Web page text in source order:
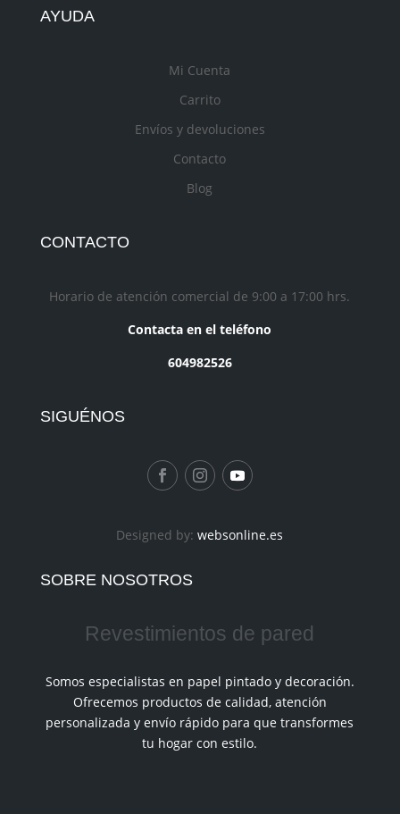
AYUDA
Mi Cuenta
Carrito
Envíos y devoluciones
Contacto
Blog
CONTACTO
Horario de atención comercial de 9:00 a 17:00 hrs.
Contacta en el teléfono
604982526
SIGUÉNOS
Designed by:websonline.es
SOBRE NOSOTROS
Revestimientos de pared
Somos especialistas en papel pintado y decoración.
Ofrecemos productos de calidad, atención
personalizada y envío rápido para que transformes
tu hogar con estilo.